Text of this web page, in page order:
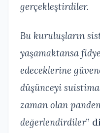
gerçekleştirdiler.
Bu kuruluşların
yaşamaktansa
edeceklerine
düşünceyi
zaman olan
değerlendirdiler”